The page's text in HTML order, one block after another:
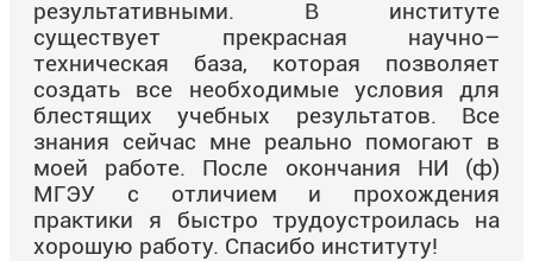
результативными. В институте
существует прекрасная научно–
техническая база, которая позволяет
создать все необходимые условия для
блестящих учебных результатов. Все
знания сейчас мне реально помогают в
моей работе. После окончания НИ (ф)
МГЭУ с отличием и прохождения
практики я быстро трудоустроилась на
хорошую работу. Спасибо институту!